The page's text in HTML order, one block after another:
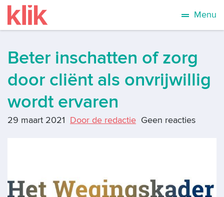
Menu
Beter inschatten of zorg
door cliënt als onvrijwillig
wordt ervaren
29 maart 2021 Door de redactie Geen reacties